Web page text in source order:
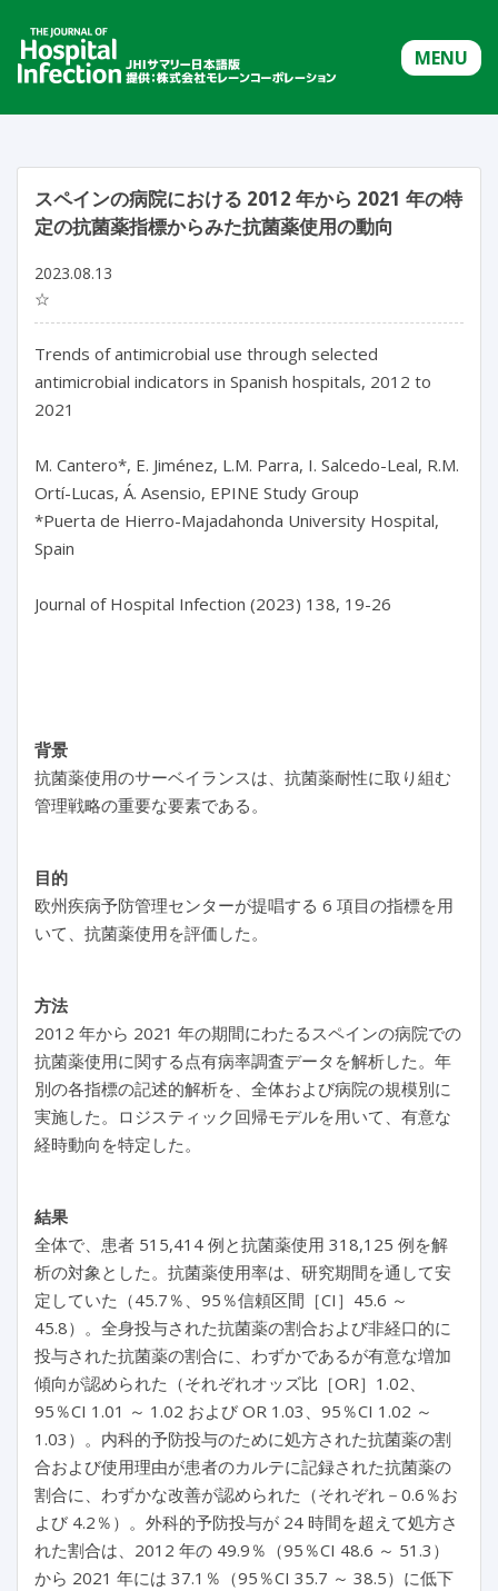
MENU
スペインの病院における 2012 年から 2021 年の特
定の抗菌薬指標からみた抗菌薬使用の動向
2023.08.13
☆
Trends of antimicrobial use through selected
antimicrobial indicators in Spanish hospitals, 2012 to
2021
M. Cantero*, E. Jiménez, L.M. Parra, I. Salcedo-Leal, R.M.
Ortí-Lucas, Á. Asensio, EPINE Study Group
*Puerta de Hierro-Majadahonda University Hospital,
Spain
Journal of Hospital Infection (2023) 138, 19-26
背景
抗菌薬使用のサーベイランスは、抗菌薬耐性に取り組む
管理戦略の重要な要素である。
目的
欧州疾病予防管理センターが提唱する 6 項目の指標を用
いて、抗菌薬使用を評価した。
方法
2012 年から 2021 年の期間にわたるスペインの病院での
抗菌薬使用に関する点有病率調査データを解析した。年
別の各指標の記述的解析を、全体および病院の規模別に
実施した。ロジスティック回帰モデルを用いて、有意な
経時動向を特定した。
結果
全体で、患者 515,414 例と抗菌薬使用 318,125 例を解
析の対象とした。抗菌薬使用率は、研究期間を通して安
定していた（45.7％、95％信頼区間［CI］45.6 ～
45.8）。全身投与された抗菌薬の割合および非経口的に
投与された抗菌薬の割合に、わずかであるが有意な増加
傾向が認められた（それぞれオッズ比［OR］1.02、
95％CI 1.01 ～ 1.02 および OR 1.03、95％CI 1.02 ～
1.03）。内科的予防投与のために処方された抗菌薬の割
合および使用理由が患者のカルテに記録された抗菌薬の
割合に、わずかな改善が認められた（それぞれ－0.6％お
よび 4.2％）。外科的予防投与が 24 時間を超えて処方さ
れた割合は、2012 年の 49.9％（95％CI 48.6 ～ 51.3）
から 2021 年には 37.1％（95％CI 35.7 ～ 38.5）に低下